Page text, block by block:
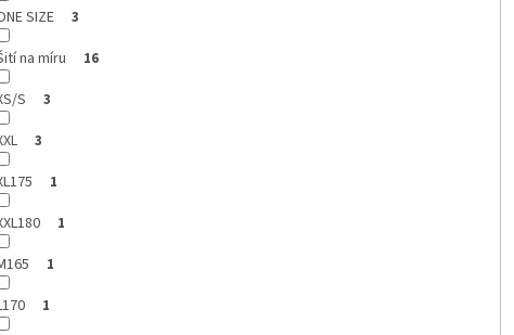
SIZE 3
na míru 16
S 3
3
1
1
1
1